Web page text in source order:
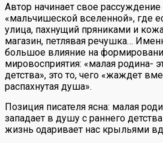
Автор начинает свое рассуждение
«мальчишеской вселенной», где
улица, пахнущий пряниками и
магазин, петлявая речушка…
большое влияние на
мировосприятия: «малая родина-
детства», это то, чего «жаждет
распахнутая душа».
Позиция писателя ясна: малая
западает в душу с раннего
жизнь одаривает нас крыльями